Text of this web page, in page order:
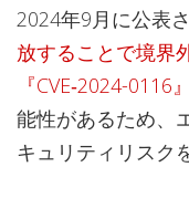
2024年9月に公表
放することで境界
『CVE‑2024-0116』
能性があるため、
キュリティリスク